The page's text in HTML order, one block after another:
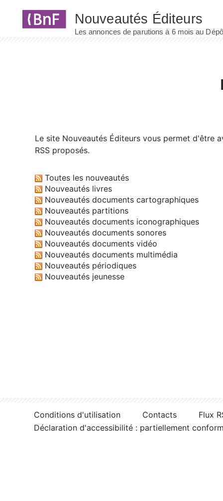
Le site Nouveautés Éditeurs vous permet d'être
RSS proposés.
Toutes les nouveautés
Nouveautés livres
Nouveautés documents cartographiques
Nouveautés partitions
Nouveautés documents iconographiques
Nouveautés documents sonores
Nouveautés documents vidéo
Nouveautés documents multimédia
Nouveautés périodiques
Nouveautés jeunesse
Conditions d'utilisation Contacts
Flux
Déclaration d'accessibilité : partiellement